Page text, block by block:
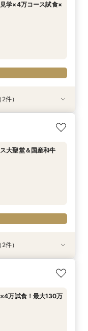
学×4万コース試食×
万試食！最大130万
りで選ぶ、ふたり
タッフがご案内◇
件）
大聖堂＆国産和牛
学×4万コース試食×
りで選ぶ、ふたり
タッフがご案内◇
件）
×4万試食！最大130万